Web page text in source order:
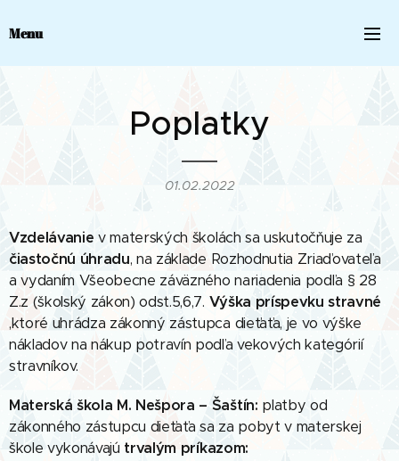
Menu
Poplatky
01.02.2022
Vzdelávanie v materských školách sa uskutočňuje za
čiastočnú úhradu, na základe Rozhodnutia Zriaďovateľa
a vydaním Všeobecne záväzného nariadenia podľa § 28
Z.z (školský zákon) odst.5,6,7. Výška príspevku stravné
,ktoré uhrádza zákonný zástupca dieťaťa, je vo výške
nákladov na nákup potravín podľa vekových kategórií
stravníkov.
Materská škola M. Nešpora – Šaštín: platby od
zákonného zástupcu dieťaťa sa za pobyt v materskej
škole vykonávajú trvalým príkazom: